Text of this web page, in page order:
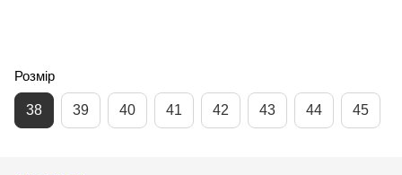
Розмір
38 39 40 41 42 43 44 45